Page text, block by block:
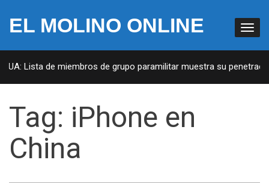
EL MOLINO ONLINE
Lista de miembros de grupo paramilitar muestra su
Tag: iPhone en
China